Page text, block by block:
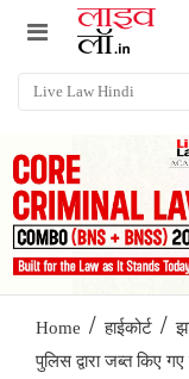
Home / हाईकोर्ट /
पुलिस द्वारा जब्त किए